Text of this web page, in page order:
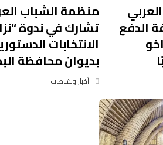
الدفع
منظمة الشباب
تشارك في ندوة
الانتخابات
بديوان محافظة
أخبار ونشاطات